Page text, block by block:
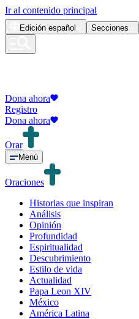
Ir al contenido principal
Edición español Secciones
Dona ahora
Registro
Dona ahora
Orar
Menú
Oraciones
Historias que inspiran
Análisis
Opinión
Profundidad
Espiritualidad
Descubrimiento
Estilo de vida
Actualidad
Papa Leon XIV
México
América Latina